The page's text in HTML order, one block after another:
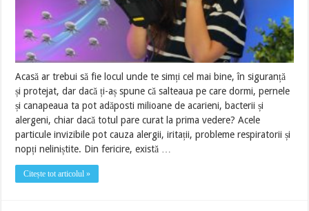
Acasă ar trebui să fie locul unde te simți cel mai bine, în siguranță
și protejat, dar dacă ți-aș spune că salteaua pe care dormi, pernele
și canapeaua ta pot adăposti milioane de acarieni, bacterii și
alergeni, chiar dacă totul pare curat la prima vedere? Acele
particule invizibile pot cauza alergii, iritații, probleme respiratorii și
nopți neliniștite. Din fericire, există …
Citește tot articolul »